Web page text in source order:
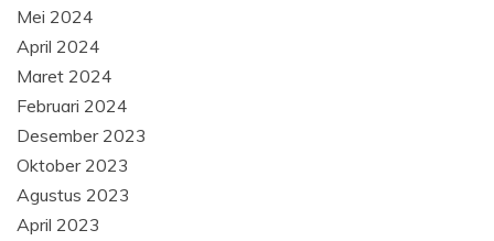
Mei 2024
April 2024
Maret 2024
Februari 2024
Desember 2023
Oktober 2023
Agustus 2023
April 2023